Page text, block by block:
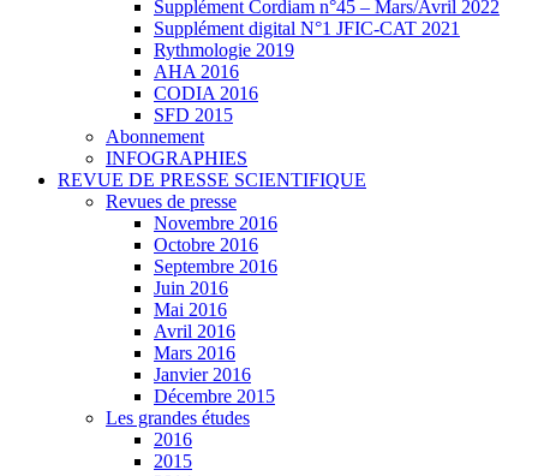
Supplément Cordiam n°45 – Mars/Avril 2022
Supplément digital N°1 JFIC-CAT 2021
Rythmologie 2019
AHA 2016
CODIA 2016
SFD 2015
Abonnement
INFOGRAPHIES
REVUE DE PRESSE SCIENTIFIQUE
Revues de presse
Novembre 2016
Octobre 2016
Septembre 2016
Juin 2016
Mai 2016
Avril 2016
Mars 2016
Janvier 2016
Décembre 2015
Les grandes études
2016
2015